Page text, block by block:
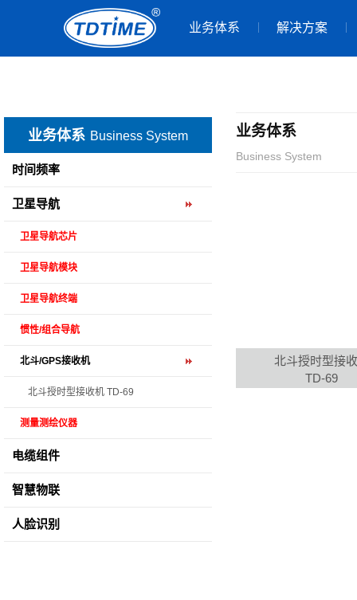
业务体系 解决方案
业务体系 Business System
时间频率
卫星导航
卫星导航芯片
卫星导航模块
卫星导航终端
惯性/组合导航
北斗/GPS接收机
北斗授时型接收机 TD-69
测量测绘仪器
电缆组件
智慧物联
人脸识别
业务体系
Business System
北斗授时型接
TD-69